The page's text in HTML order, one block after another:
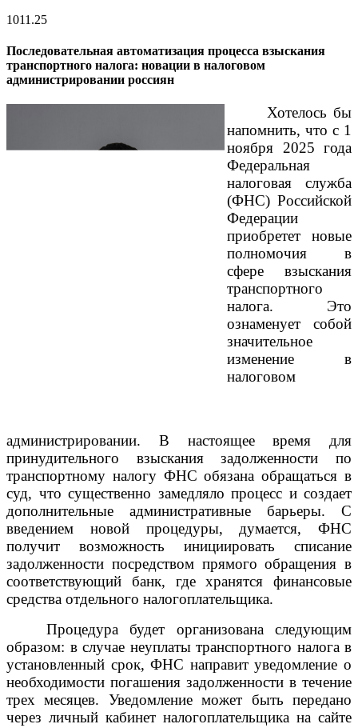
1011.25
Последовательная автоматизация процесса взыскания
транспортного налога: новации в налоговом
администрировании россиян
Хотелось бы
напомнить, что с 1
ноября 2025 года
Федеральная
налоговая служба
(ФНС) Российской
Федерации
приобретет новые
полномочия в
сфере взыскания
транспортного
налога. Это
ознаменует собой
значительное
изменение в
налоговом
администрировании. В настоящее время для
принудительного взыскания задолженности по
транспортному налогу ФНС обязана обращаться в
суд, что существенно замедляло процесс и создает
дополнительные административные барьеры. С
введением новой процедуры, думается, ФНС
получит возможность инициировать списание
задолженности посредством прямого обращения в
соответствующий банк, где хранятся финансовые
средства отдельного налогоплательщика.
Процедура будет организована следующим
образом: в случае неуплаты транспортного налога в
установленный срок, ФНС направит уведомление о
необходимости погашения задолженности в течение
трех месяцев. Уведомление может быть передано
через личный кабинет налогоплательщика на сайте